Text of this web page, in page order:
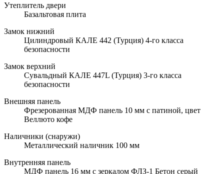
Утеплитель двери
Базальтовая плита
Замок нижний
Цилиндровый КАЛЕ 442 (Турция) 4-го класса
безопасности
Замок верхний
Сувальдный КАЛЕ 447L (Турция) 3-го класса
безопасности
Внешняя панель
Фрезерованная МДФ панель 10 мм с патиной, цвет
Веллюто кофе
Наличники (снаружи)
Металлический наличник 100 мм
Внутренняя панель
МДФ панель 16 мм с зеркалом ФЛЗ-1 Бетон серый